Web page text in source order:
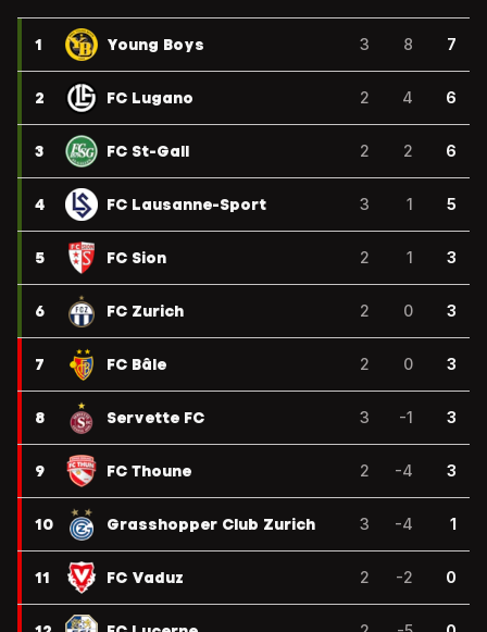
1 Young Boys 3 8 7
2 FC Lugano 2 4 6
3 FC St-Gall 2 2 6
4 FC Lausanne-Sport 3 1 5
5 FC Sion 2 1 3
6 FC Zurich 2 0 3
7 FC Bâle 2 0 3
8 Servette FC 3 -1 3
9 FC Thoune 2 -4 3
10 Grasshopper Club Zurich 3 -4 1
11 FC Vaduz 2 -2 0